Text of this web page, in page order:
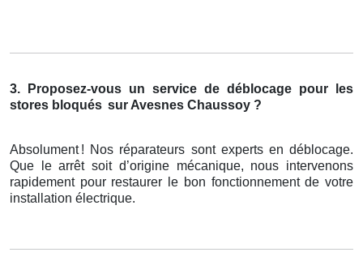
3. Proposez-vous un service de déblocage pour les
stores bloqués sur Avesnes Chaussoy ?
Absolument ! Nos réparateurs sont experts en déblocage.
Que le arrêt soit d’origine mécanique, nous intervenons
rapidement pour restaurer le bon fonctionnement de votre
installation é lectrique.